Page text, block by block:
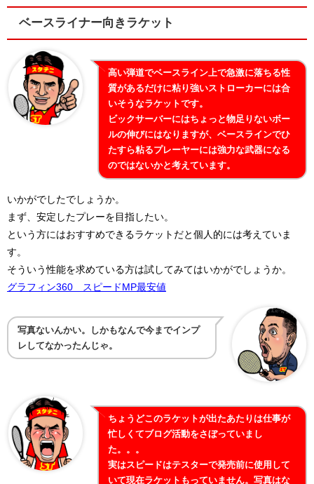
ベースライナー向きラケット
高い弾道でベースライン上で急激に落ちる性
質があるだけに粘り強いストローカーには合
いそうなラケットです。
ビックサーバーにはちょっと物足りないボー
ルの伸びにはなりますが、ベースラインでひ
たすら粘るプレーヤーには強力な武器になる
のではないかと考えています。
いかがでしたでしょうか。
まず、安定したプレーを目指したい。
という方にはおすすめできるラケットだと個人的には考えていま
す。
そういう性能を求めている方は試してみてはいかがでしょうか。
グラフィン360 スピードMP最安値
写真ないんかい。しかもなんで今までインプ
レしてなかったんじゃ。
ちょうどこのラケットが出たあたりは仕事が
忙しくてブログ活動をさぼっていまし
た。。。
実はスピードはテスターで発売前に使用して
いて現在ラケットもっていません。写真はな